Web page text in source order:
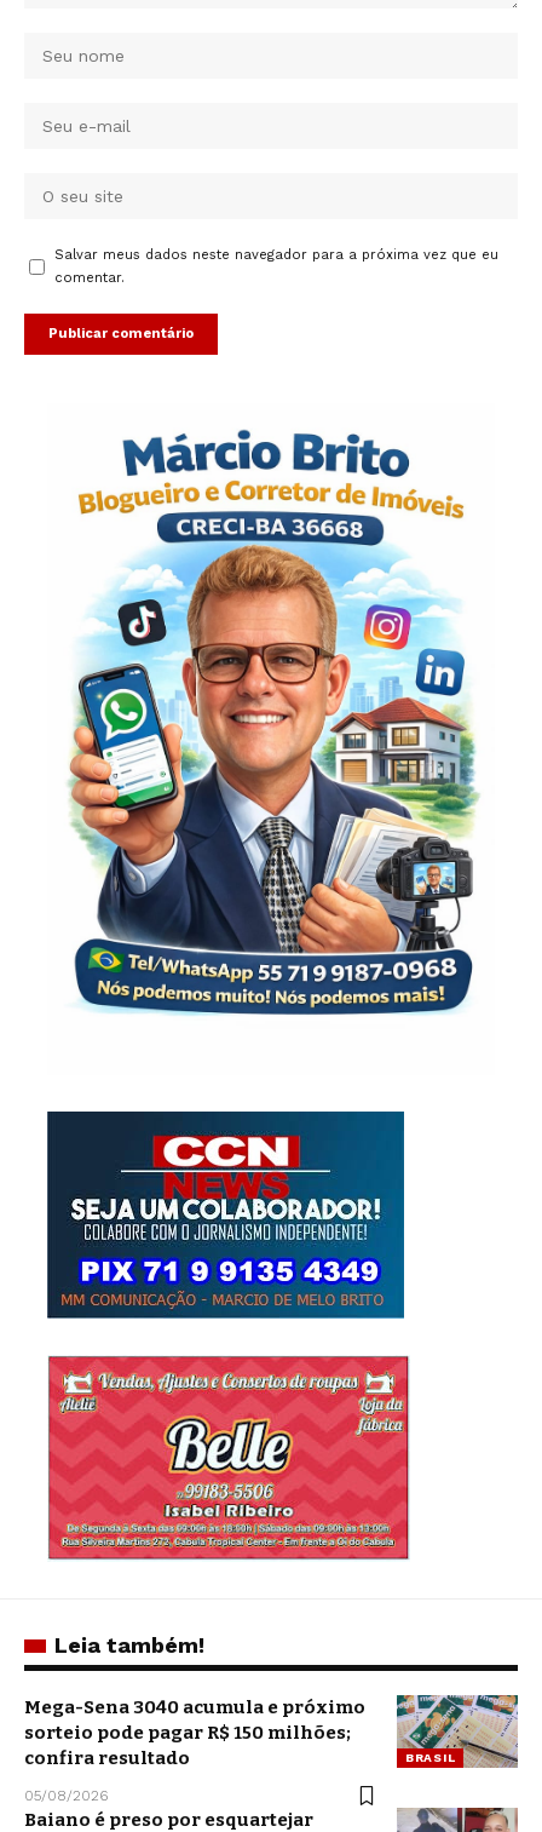
Salvar meus dados neste navegador para a próxima vez que eu
comentar.
Leia também!
BRASIL
Mega-Sena 3040 acumula e próximo
sorteio pode pagar R$ 150 milhões;
confira resultado
05/08/2026
Baiano é preso por esquartejar